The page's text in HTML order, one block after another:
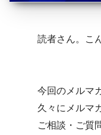
読者さん。こ
今回のメルマ
久々にメルマ
ご相談・ご質